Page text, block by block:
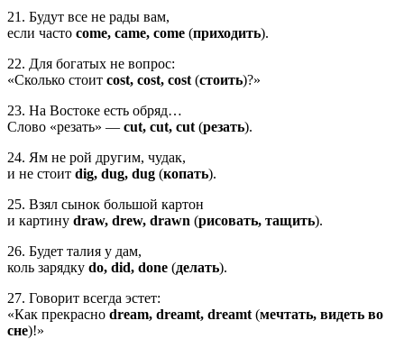
21. Будут все не рады вам,
если часто come, came, come (приходить).
22. Для богатых не вопрос:
«Сколько стоит cost, cost, cost (стоить)?»
23. На Востоке есть обряд…
Слово «резать» — cut, cut, cut (резать).
24. Ям не рой другим, чудак,
и не стоит dig, dug, dug (копать).
25. Взял сынок большой картон
и картину draw, drew, drawn (рисовать, тащить).
26. Будет талия у дам,
коль зарядку do, did, done (делать).
27. Говорит всегда эстет:
«Как прекрасно dream, dreamt, dreamt (мечтать, видеть во
сне)!»